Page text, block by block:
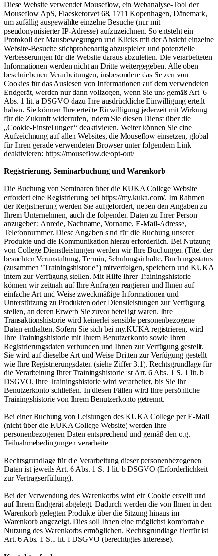
Diese Website verwendet Mouseflow, ein Webanalyse-Tool der
Mouseflow ApS, Flaesketorvet 68, 1711 Kopenhagen, Dänemark,
um zufällig ausgewählte einzelne Besuche (nur mit
pseudonymisierter IP-Adresse) aufzuzeichnen. So entsteht ein
Protokoll der Mausbewegungen und Klicks mit der Absicht einzelne
Website-Besuche stichprobenartig abzuspielen und potenzielle
Verbesserungen für die Website daraus abzuleiten. Die verarbeiteten
Informationen werden nicht an Dritte weitergegeben. Alle oben
beschriebenen Verarbeitungen, insbesondere das Setzen von
Cookies für das Auslesen von Informationen auf dem verwendeten
Endgerät, werden nur dann vollzogen, wenn Sie uns gemäß Art. 6
Abs. 1 lit. a DSGVO dazu Ihre ausdrückliche Einwilligung erteilt
haben. Sie können Ihre erteilte Einwilligung jederzeit mit Wirkung
für die Zukunft widerrufen, indem Sie diesen Dienst über die
„Cookie-Einstellungen“ deaktivieren. Weiter können Sie eine
Aufzeichnung auf allen Websites, die Mouseflow einsetzen, global
für Ihren gerade verwendeten Browser unter folgendem Link
deaktivieren: https://mouseflow.de/opt-out/
Registrierung, Seminarbuchung und Warenkorb
Die Buchung von Seminaren über die KUKA College Website
erfordert eine Registrierung bei https://my.kuka.com/. Im Rahmen
der Registrierung werden Sie aufgefordert, neben den Angaben zu
Ihrem Unternehmen, auch die folgenden Daten zu Ihrer Person
anzugeben: Anrede, Nachname, Vorname, E-Mail-Adresse,
Telefonnummer. Diese Angaben sind für die Buchung unserer
Produkte und die Kommunikation hierzu erforderlich. Bei Nutzung
von College Dienstleistungen werden wir Ihre Buchungen (Titel der
besuchten Veranstaltung, Termin, Schulungsinhalte, Buchungsstatus
(zusammen "Trainingshistorie") mitverfolgen, speichern und KUKA
intern zur Verfügung stellen. Mit Hilfe Ihrer Trainingshistorie
können wir zeitnah auf Ihre Anfragen reagieren und Ihnen auf
einfache Art und Weise zweckmäßige Informationen und
Unterstützung zu Produkten oder Dienstleistungen zur Verfügung
stellen, an deren Erwerb Sie zuvor beteiligt waren. Ihre
Transaktionshistorie wird keinerlei sensible personenbezogene
Daten enthalten. Sofern Sie sich bei my.KUKA registrieren, wird
Ihre Trainingshistorie mit Ihrem Benutzerkonto sowie Ihren
Registrierungsdaten verbunden und Ihnen zur Verfügung gestellt.
Sie wird auf dieselbe Art und Weise Dritten zur Verfügung gestellt
wie Ihre Registrierungsdaten (siehe Ziffer 3.1). Rechtsgrundlage für
die Verarbeitung Ihrer Trainingshistorie ist Art. 6 Abs. 1 S. 1 lit. b
DSGVO. Ihre Trainingshistorie wird verarbeitet, bis Sie Ihr
Benutzerkonto schließen. In diesen Fällen wird Ihre persönliche
Trainingshistorie von Ihrem Benutzerkonto getrennt.
Bei einer Buchung von Leistungen des KUKA College per E-Mail
(nicht über die KUKA College Website) werden Ihre
personenbezogenen Daten entsprechend und gemäß den o.g.
Teilnahmebedingungen verarbeitet.
Rechtsgrundlage für die Verarbeitung dieser personenbezogenen
Daten ist jeweils Art. 6 Abs. 1 S. 1 lit. b DSGVO (Erforderlichkeit
zur Vertragserfüllung).
Bei der Verwendung des Warenkorbs wird ein Cookie erstellt und
auf Ihrem Endgerät abgelegt. Dadurch werden die von Ihnen in den
Warenkorb gelegten Produkte über die Sitzung hinaus im
Warenkorb angezeigt. Dies soll Ihnen eine möglichst komfortable
Nutzung des Warenkorbs ermöglichen. Rechtsgrundlage hierfür ist
Art. 6 Abs. 1 S.1 lit. f DSGVO (berechtigtes Interesse).